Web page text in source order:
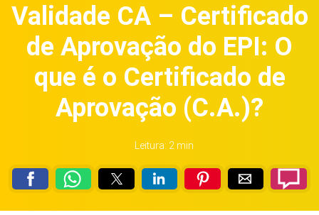
Validade CA – Certificado
de Aprovação do EPI: O
que é o Certificado de
Aprovação (C.A.)?
Leitura: 2 min